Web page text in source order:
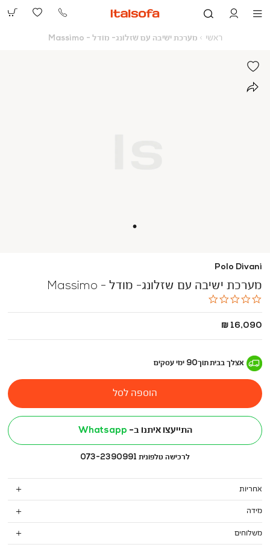
073-
ראשי ראשי
מערכת ישיבה עם שזלונג- מודל - Massimo
Polo Divani
מערכת ישיבה עם שזלונג- מודל - Massimo
החל
16,090 ₪
אצלך בביתתוך90 ימי עסקים
הוספה לסל
התייעצו איתנו ב- Whatsapp
לרכישה טלפונית 073-2390991
אחריות
מידה
משלוחים